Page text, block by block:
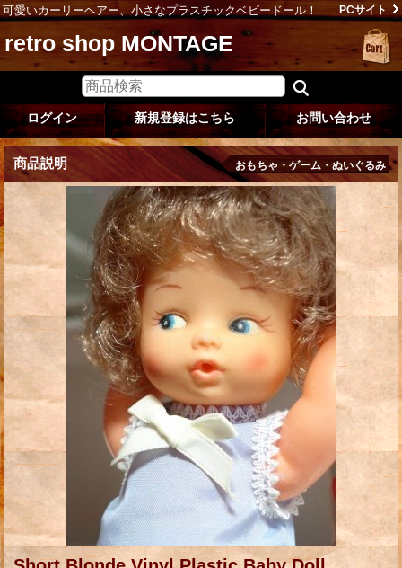
可愛いカーリーヘアー、小さなプラスチックベビードール！ PCサイト
retro shop MONTAGE
ログイン 新規登録はこちら お問い合わせ
商品説明 おもちゃ・ゲーム・ぬいぐるみ